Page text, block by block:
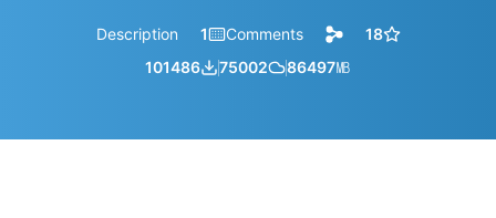
Description 1 Comments
18
101486
75002 86497㎆︎